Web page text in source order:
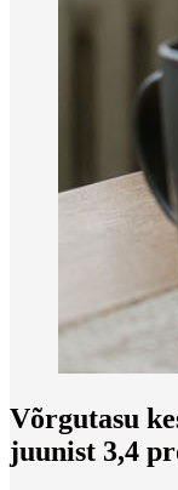
Võrgutasu
juunist 3,4